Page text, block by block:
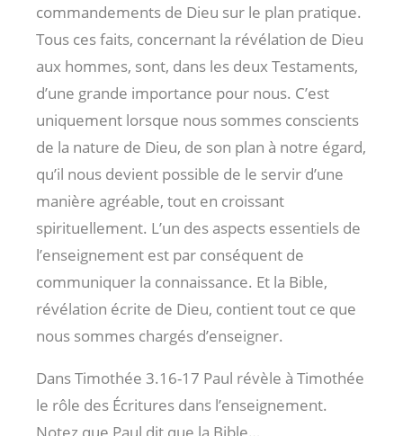
commandements de Dieu sur le plan pratique.
Tous ces faits, concernant la révélation de Dieu
aux hommes, sont, dans les deux Testaments,
d’une grande importance pour nous. C’est
uniquement lorsque nous sommes conscients
de la nature de Dieu, de son plan à notre égard,
qu’il nous devient possible de le servir d’une
manière agréable, tout en croissant
spirituellement. L’un des aspects essentiels de
l’enseignement est par conséquent de
communiquer la connaissance. Et la Bible,
révélation écrite de Dieu, contient tout ce que
nous sommes chargés d’enseigner.
Dans Timothée 3.16-17 Paul révèle à Timothée
le rôle des Écritures dans l’enseignement.